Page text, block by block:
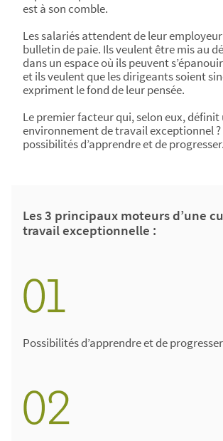
est à son comble.
Les salariés attendent de leur employeur
bulletin de paie. Ils veulent être mis au
dans un espace où ils peuvent
et ils veulent que les dirigeants soient
expriment le fond de leur pensée.
Le premier facteur qui, selon eux, définit
environnement de travail exceptionnel ?
possibilités d’apprendre et de progresser.
Les 3 principaux moteurs d’une
travail exceptionnelle :
Possibilités d’apprendre et de